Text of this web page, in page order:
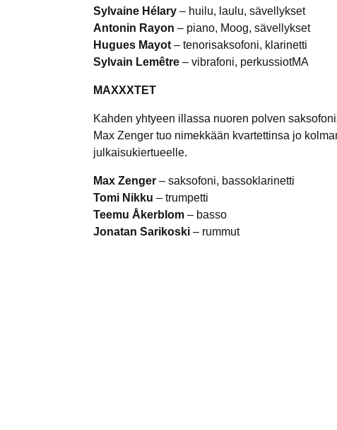
Sylvaine Hélary – huilu, laulu, sävellykset
Antonin Rayon – piano, Moog, sävellykset
Hugues Mayot – tenorisaksofoni, klarinetti
Sylvain Lemêtre – vibrafoni, perkussiotMA
MAXXXTET
Kahden yhtyeen illassa nuoren polven
Max Zenger tuo nimekkään kvartettinsa jo
julkaisukiertueelle.
Max Zenger – saksofoni, bassoklarinetti
Tomi Nikku – trumpetti
Teemu Åkerblom – basso
Jonatan Sarikoski – rummut